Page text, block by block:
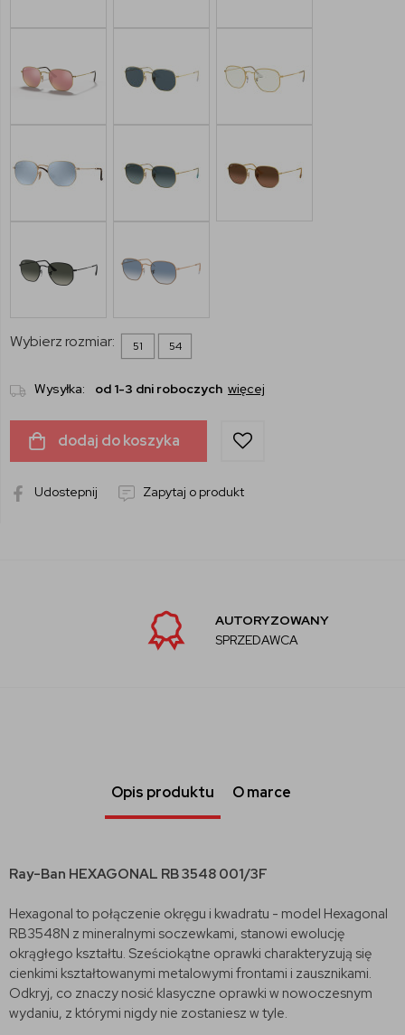
Wybierz rozmiar: 51 54
Wysyłka: od 1-3 dni roboczych więcej
dodaj do koszyka
Udostepnij Zapytaj o produkt
AUTORYZOWANY
SPRZEDAWCA
Opis produktu O marce
Ray-Ban HEXAGONAL RB 3548 001/3F
Hexagonal to połączenie okręgu i kwadratu - model Hexagonal
RB3548N z mineralnymi soczewkami, stanowi ewolucję
okrągłego kształtu. Sześciokątne oprawki charakteryzują się
cienkimi kształtowanymi metalowymi frontami i zausznikami.
Odkryj, co znaczy nosić klasyczne oprawki w nowoczesnym
wydaniu, z którymi nigdy nie zostaniesz w tyle.